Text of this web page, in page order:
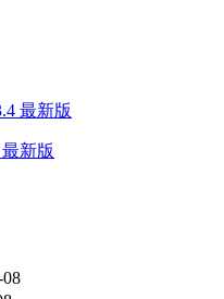
新版
08